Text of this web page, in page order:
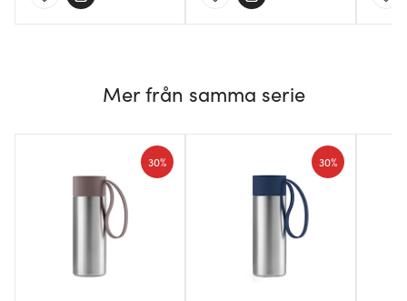
Mer från samma serie
30% 30%